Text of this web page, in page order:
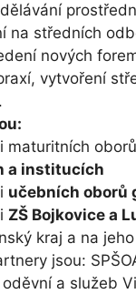
na středních
nových
vytvoření
maturitních oborů
a institucích
učebních oborů
ZŠ Bojkovice a
kraj a na
jsou:
oděvní a služeb